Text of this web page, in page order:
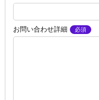
お問い合わせ詳細